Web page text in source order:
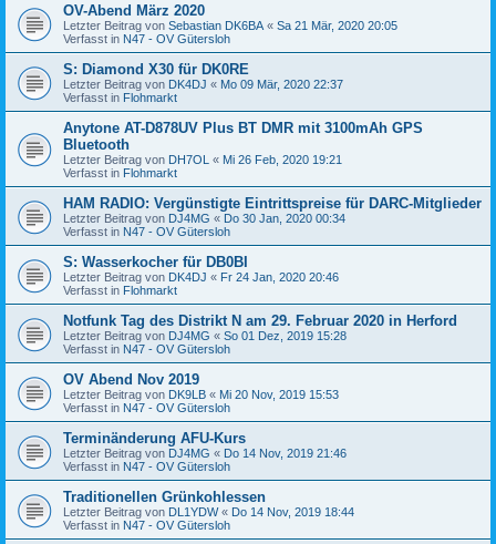
OV-Abend März 2020
Letzter Beitrag von Sebastian DK6BA « Sa 21 Mär, 2020 20:05
Verfasst in N47 - OV Gütersloh
S: Diamond X30 für DK0RE
Letzter Beitrag von DK4DJ « Mo 09 Mär, 2020 22:37
Verfasst in Flohmarkt
Anytone AT-D878UV Plus BT DMR mit 3100mAh GPS
Bluetooth
Letzter Beitrag von DH7OL « Mi 26 Feb, 2020 19:21
Verfasst in Flohmarkt
HAM RADIO: Vergünstigte Eintrittspreise für DARC-Mitglieder
Letzter Beitrag von DJ4MG « Do 30 Jan, 2020 00:34
Verfasst in N47 - OV Gütersloh
S: Wasserkocher für DB0BI
Letzter Beitrag von DK4DJ « Fr 24 Jan, 2020 20:46
Verfasst in Flohmarkt
Notfunk Tag des Distrikt N am 29. Februar 2020 in Herford
Letzter Beitrag von DJ4MG « So 01 Dez, 2019 15:28
Verfasst in N47 - OV Gütersloh
OV Abend Nov 2019
Letzter Beitrag von DK9LB « Mi 20 Nov, 2019 15:53
Verfasst in N47 - OV Gütersloh
Terminänderung AFU-Kurs
Letzter Beitrag von DJ4MG « Do 14 Nov, 2019 21:46
Verfasst in N47 - OV Gütersloh
Traditionellen Grünkohlessen
Letzter Beitrag von DL1YDW« Do 14 Nov, 2019 18:44
Verfasst in N47 - OV Gütersloh